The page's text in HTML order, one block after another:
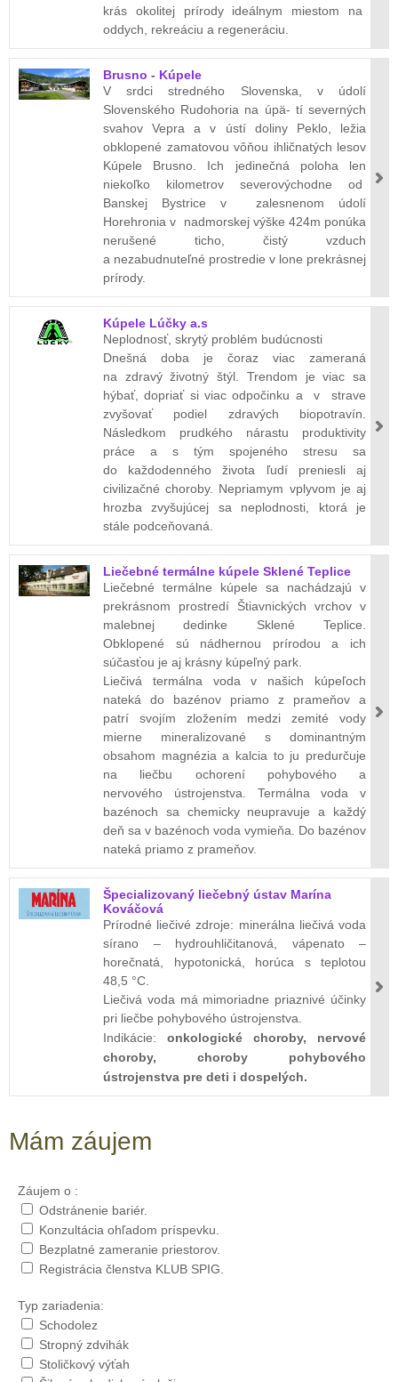
krás okolitej prírody ideálnym miestom na
oddych, rekreáciu a regeneráciu.
Brusno - Kúpele
V srdci stredného Slovenska, v údolí
Slovenského Rudohoria na úpä- tí severných
svahov Vepra a v ústí doliny Peklo, ležia
obklopené zamatovou vôňou ihličnatých lesov
Kúpele Brusno. Ich jedinečná poloha len
niekoľko kilometrov severovýchodne od
Banskej Bystrice v zalesnenom údolí
Horehronia v nadmorskej výške 424m ponúka
nerušené ticho, čistý vzduch
a nezabudnuteľné prostredie v lone prekrásnej
prírody.
Kúpele Lúčky a.s
Neplodnosť, skrytý problém budúcnosti
Dnešná doba je čoraz viac zameraná
na zdravý životný štýl. Trendom je viac sa
hýbať, dopriať si viac odpočinku a v strave
zvyšovať podiel zdravých biopotravín.
Následkom prudkého nárastu produktivity
práce a s tým spojeného stresu sa
do každodenného života ľudí preniesli aj
civilizačné choroby. Nepriamym vplyvom je aj
hrozba zvyšujúcej sa neplodnosti, ktorá je
stále podceňovaná.
Liečebné termálne kúpele Sklené Teplice
Liečebné termálne kúpele sa nachádzajú v
prekrásnom prostredí Štiavnických vrchov v
malebnej dedinke Sklené Teplice.
Obklopené sú nádhernou prírodou a ich
súčasťou je aj krásny kúpeľný park.
Liečivá termálna voda v našich kúpeľoch
nateká do bazénov priamo z prameňov a
patrí svojím zložením medzi zemité vody
mierne mineralizované s dominantným
obsahom magnézia a kalcia to ju predurčuje
na liečbu ochorení pohybového a
nervového ústrojenstva. Termálna voda v
bazénoch sa chemicky neupravuje a každý
deň sa v bazénoch voda vymieňa. Do bazénov
nateká priamo z prameňov.
Špecializovaný liečebný ústav Marína
Kováčová
Prírodné liečivé zdroje: minerálna liečivá voda
sírano – hydrouhličitanová, vápenato –
horečnatá, hypotonická, horúca s teplotou
48,5 °C.
Liečivá voda má mimoriadne priaznivé účinky
pri liečbe pohybového ústrojenstva.
Indikácie: onkologické choroby, nervové
choroby, choroby pohybového
ústrojenstva pre deti i dospelých.
Mám záujem
Záujem o :
Odstránenie bariér.
Konzultácia ohľadom príspevku.
Bezplatné zameranie priestorov.
Registrácia členstva KLUB SPIG.
Typ zariadenia:
Schodolez
Stropný zdvihák
Stoličkový výťah